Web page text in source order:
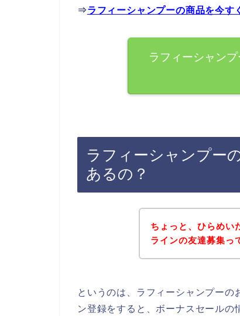
⇒ラフィーシャンプーの商品を今す
ラフィーシャン
ラフィーシャンプー
あるの？
ちょっと、ひらめい
ラインの友達募集っ
というのは、ラフィーシャンプーの
ン登録をすると、ボーナスセールの